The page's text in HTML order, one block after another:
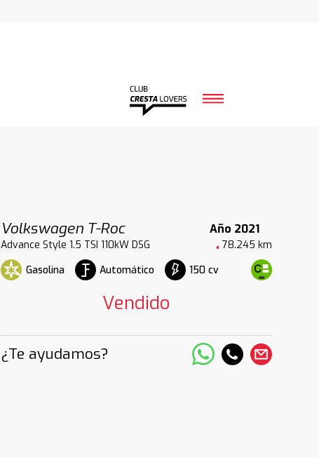
Volkswagen T-Roc
Año 2021
Advance Style 1.5 TSI 110kW DSG
78.245 km
Gasolina
Automático 150 cv
Vendido
¿Te ayudamos?